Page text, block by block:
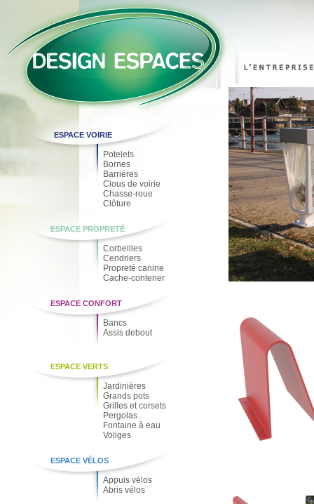
ESPACE VOIRIE
Potelets
Bornes
Barrières
Clous de voirie
Chasse-roue
Clôture
ESPACE PROPRETÉ
Corbeilles
Cendriers
Propreté canine
Cache-contener
ESPACE CONFORT
Bancs
Assis debout
ESPACE VERTS
Jardinières
Grands pots
Grilles et corsets
Pergolas
Fontaine à eau
Voliges
ESPACE VÉLOS
Appuis vélos
Abris vélos